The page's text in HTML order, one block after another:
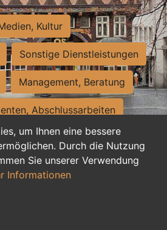
um Ihnen eine bessere
Durch die Nutzung
Sie unserer Verwendung
Informationen
Kultur
Sonstige Dienstleistungen
Management, Beratung
Abschlussarbeiten
Assistenz, Sekretariat
und Nebenjobs
duale Ausbildung